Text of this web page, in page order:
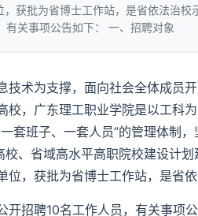
，获批为省博士工作站，是省依法治
有关事项公告如下： 一、招聘对象
技术为支撑，面向社会全体成员
校，广东理工职业学院是以工科
套班子、一套人员”的管理体制
校、省域高水平高职院校建设计
位，获批为省博士工作站，是省
招聘10名工作人员，有关事项公